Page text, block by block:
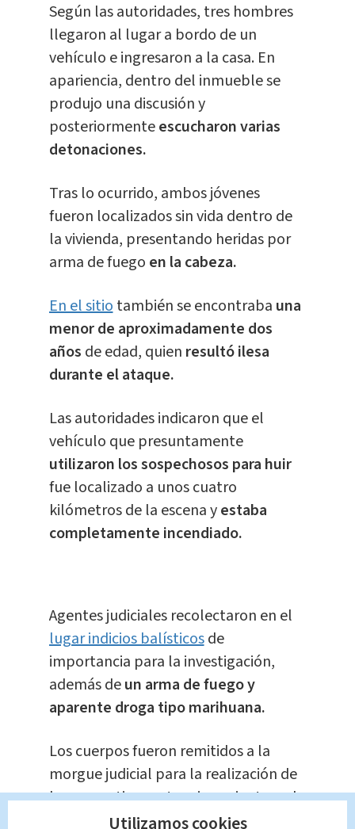
Según las autoridades, tres hombres
llegaron al lugar a bordo de un
vehículo e ingresaron a la casa. En
apariencia, dentro del inmueble se
produjo una discusión y
posteriormenteescucharon varias
detonaciones.
Tras lo ocurrido, ambos jóvenes
fueron localizados sin vida dentro de
la vivienda, presentando heridas por
arma de fuego en la cabeza.
En el sitiotambién se encontraba una
menor de aproximadamente dos
años de edad, quien resultó ilesa
durante el ataque.
Las autoridades indicaron que el
vehículo que presuntamente
utilizaron los sospechosos para huir
fue localizado a unos cuatro
kilómetros de la escena yestaba
completamente incendiado.
Agentes judiciales recolectaron en el
lugar indicios balísticosde
importancia para la investigación,
además deun arma de fuego y
aparente droga tipo marihuana.
Los cuerpos fueron remitidos a la
morgue judicial para la realización de
las respectivas autopsias, mientras el
caso continúa en investigación.
Utilizamos cookies